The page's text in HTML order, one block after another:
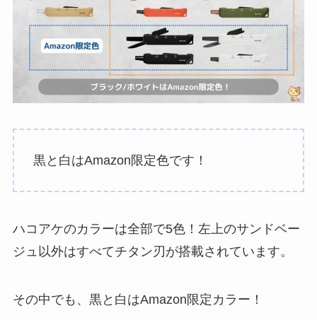
黒と白はAmazon限定色です！
ハコアケのカラーは全部で5色！左上のサンドベー
ジュ以外はすべてチタン刃が搭載されています。
その中でも、黒と白はAmazon限定カラー！